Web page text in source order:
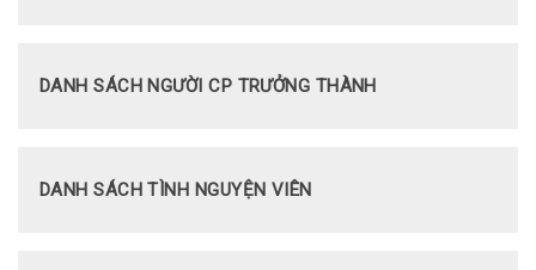
DANH SÁCH NGƯỜI CP TRƯỞNG THÀNH
DANH SÁCH TÌNH NGUYỆN VIÊN